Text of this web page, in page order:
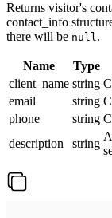
Returns visitor's
contact_info
there will be null.
Name Type
client_name string
email
string
phone
string
description
string